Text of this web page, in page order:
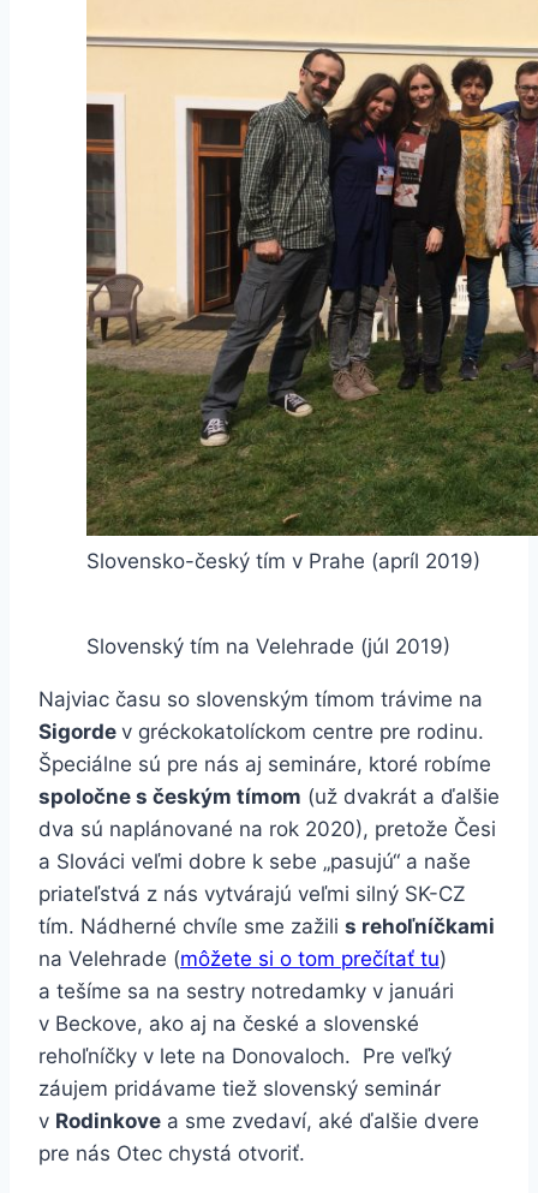
Slovensko-český tím v Prahe (apríl 2019)
Slovenský tím na Velehrade (júl 2019)
Najviac času so slovenským tímom trávime na
Sigorde v gréckokatolíckom centre pre rodinu.
Špeciálne sú pre nás aj semináre, ktoré robíme
spoločne s českým tímom (už dvakrát a ďalšie
dva sú naplánované na rok 2020), pretože Česi
a Slováci veľmi dobre k sebe „pasujú“ a naše
priateľstvá z nás vytvárajú veľmi silný SK-CZ
tím. Nádherné chvíle sme zažili s rehoľníčkami
na Velehrade (môžete si o tom prečítať tu)
a tešíme sa na sestry notredamky v januári
v Beckove, ako aj na české a slovenské
rehoľníčky v lete na Donovaloch. Pre veľký
záujem pridávame tiež slovenský seminár
v Rodinkove a sme zvedaví, aké ďalšie dvere
pre nás Otec chystá otvoriť.